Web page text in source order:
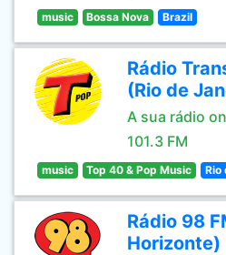
music Bossa Nova Brazil
Rádio
(Rio de
A sua rádio
101.3 FM
music Top 40 & Pop Music Rio
Rádio 98
Horizonte)